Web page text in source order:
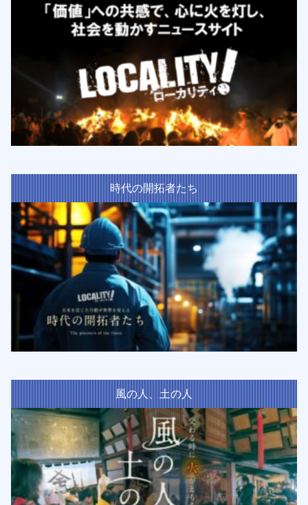
時代の開拓者たち
風の人、土の人